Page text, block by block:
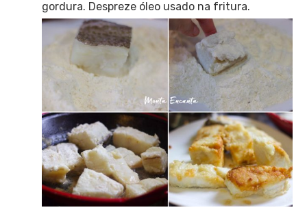
gordura. Despreze óleo usado na fritura.